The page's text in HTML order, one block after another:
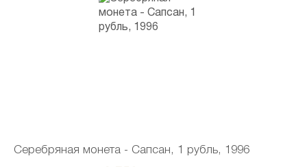
Серебряная монета - Сапсан, 1 рубль, 1996